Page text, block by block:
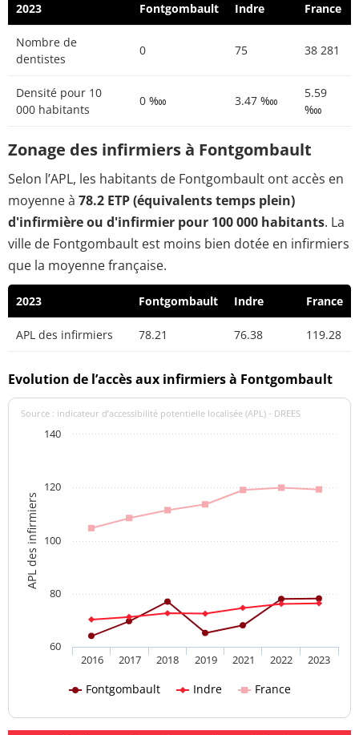
2023 Fontgombault Indre France
Nombre de
dentistes
0 75 38 281
Densité pour 10
000 habitants
0 ‱ 3.47 ‱
5.59
‱
Zonage des infirmiers à Fontgombault
Selon l’APL, les habitants de Fontgombault ont accès en
moyenne à 78.2 ETP (équivalents temps plein)
d'infirmière ou d'infirmier pour 100 000 habitants. La
ville de Fontgombault est moins bien dotée en infirmiers
que la moyenne française.
2023 Fontgombault Indre France
APL des infirmiers 78.21 76.38 119.28
Evolution de l’accès aux infirmiers à Fontgombault
APL des infirmiers
Source : indicateur d’accessibilité potentielle localisée (APL) - DREES
Fontgombault Indre France
2016 2017 2018 2019 2021 2022 2023
60
80
100
120
140